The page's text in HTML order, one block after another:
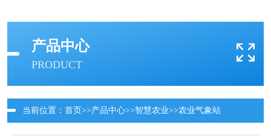
产品中心
PRODUCT
当前位置： 首页>>产品中心>>智慧农业>>农业气象站